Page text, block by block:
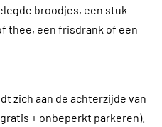
broodjes, een stuk
thee, een frisdrank of een
zich aan de achterzijde van
+ onbeperkt parkeren).